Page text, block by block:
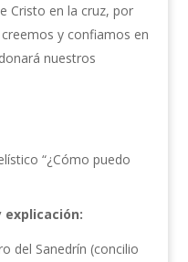
Cristo en la cruz, por
y confiamos en
nuestros
“¿Cómo puedo
explicación:
del Sanedrín (concilio